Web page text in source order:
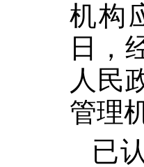
机构
日，
人民
管理
已